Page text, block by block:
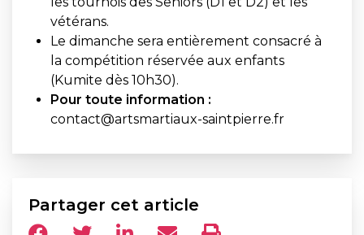
vétérans.
Le dimanche sera entièrement consacré à
la compétition réservée aux enfants
(Kumite dès 10h30).
Pour toute information :
contact@artsmartiaux-saintpierre.fr
Partager cet article